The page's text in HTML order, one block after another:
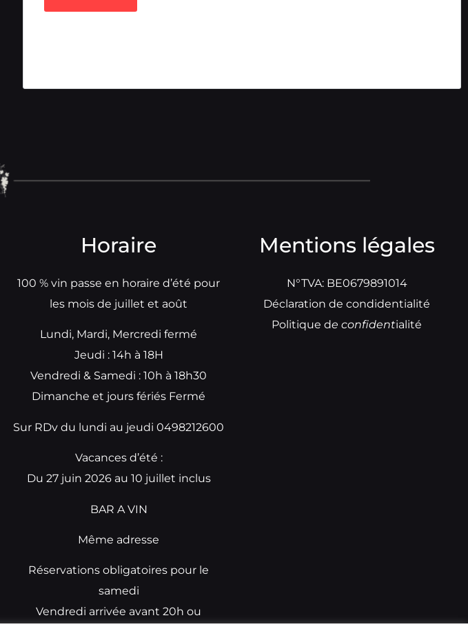
Horaire
100 % vin passe en horaire d’été pour
les mois de juillet et août
Lundi, Mardi, Mercredi fermé
Jeudi : 14h à 18H
Vendredi & Samedi : 10h à 18h30
Dimanche et jours fériés Fermé
Sur RDv du lundi au jeudi 0498212600
Vacances d’été :
Du 27 juin 2026 au 10 juillet inclus
BAR A VIN
Même adresse
Réservations obligatoires pour le
samedi
Vendredi arrivée avant 20h ou
Mentions légales
N°TVA: BE0679891014
Déclaration de condidentialité
Politique deconfidentialité